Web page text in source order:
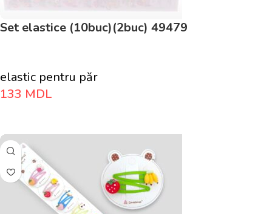
Set elastice (10buc)(2buc) 49479
elastic pentru păr
133 MDL